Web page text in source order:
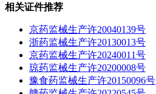
相关证件推荐
京药监械生产许20040139号
浙药监械生产许20130013号
京药监械生产许20240011号
琼药监械生产许20200008号
豫食药监械生产许20150096号